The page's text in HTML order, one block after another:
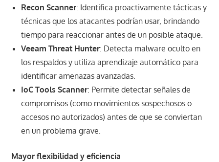
Recon Scanner: Identifica proactivamente tácticas y
técnicas que los atacantes podrían usar, brindando
tiempo para reaccionar antes de un posible ataque.
Veeam Threat Hunter: Detecta malware oculto en
los respaldos y utiliza aprendizaje automático para
identificar amenazas avanzadas.
IoC Tools Scanner: Permite detectar señales de
compromisos (como movimientos sospechosos o
accesos no autorizados) antes de que se conviertan
en un problema grave.
Mayor flexibilidad y eficiencia